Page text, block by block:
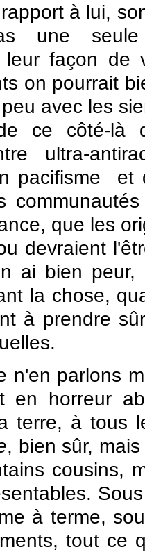
à lui,
une
leur façon
on pourrait
avec les
ce côté-là
ultra-
pacifisme et
que les
devraient
ai bien
la chose,
à prendre
n'en parlons
en horreur
terre, à tous
, bien sûr,
cousins,
à terme,
tout ce